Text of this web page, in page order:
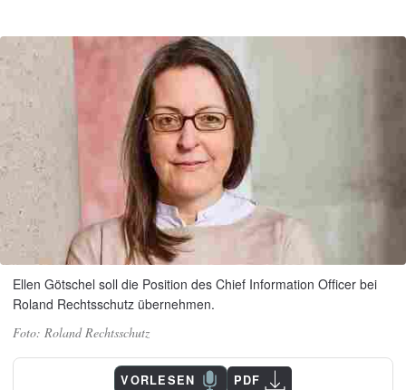
Ellen Götschel soll die Position des Chief Information Officer bei
Roland Rechtsschutz übernehmen.
Roland Rechtsschutz
VORLESEN PDF